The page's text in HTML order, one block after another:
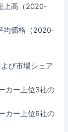
上高（2020-
均価格（2020-
び市場シェア
カー上位3社の
カー上位6社の